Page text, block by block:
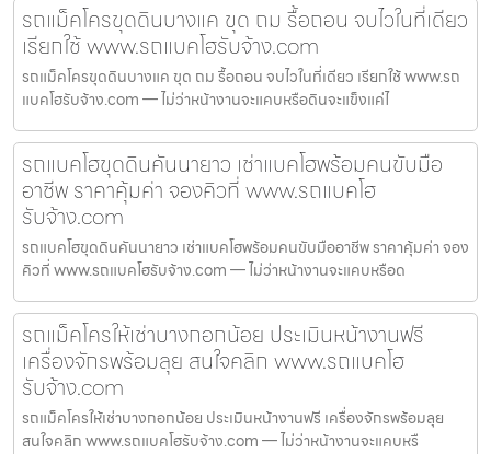
รถแม็คโครขุดดินบางแค ขุด ถม รื้อถอน จบไวในที่เดียว
เรียกใช้ www.รถแบคโฮรับจ้าง.com
รถแม็คโครขุดดินบางแค ขุด ถม รื้อถอน จบไวในที่เดียว เรียกใช้ www.รถ
แบคโฮรับจ้าง.com — ไม่ว่าหน้างานจะแคบหรือดินจะแข็งแค่ไ
รถแบคโฮขุดดินคันนายาว เช่าแบคโฮพร้อมคนขับมือ
อาชีพ ราคาคุ้มค่า จองคิวที่ www.รถแบคโฮ
รับจ้าง.com
รถแบคโฮขุดดินคันนายาว เช่าแบคโฮพร้อมคนขับมืออาชีพ ราคาคุ้มค่า จอง
คิวที่ www.รถแบคโฮรับจ้าง.com — ไม่ว่าหน้างานจะแคบหรือด
รถแม็คโครให้เช่าบางกอกน้อย ประเมินหน้างานฟรี
เครื่องจักรพร้อมลุย สนใจคลิก www.รถแบคโฮ
รับจ้าง.com
รถแม็คโครให้เช่าบางกอกน้อย ประเมินหน้างานฟรี เครื่องจักรพร้อมลุย
สนใจคลิก www.รถแบคโฮรับจ้าง.com — ไม่ว่าหน้างานจะแคบหรื